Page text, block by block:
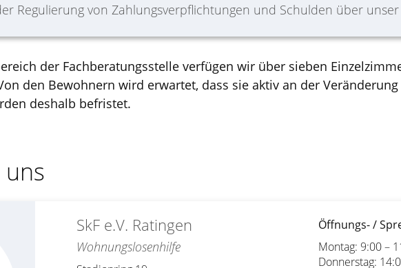
Regulierung von Zahlungsverpflichtungen und Schulden über
der Fachberatungsstelle verfügen wir über sieben
den Bewohnern wird erwartet, dass sie aktiv an der
deshalb befristet.
SkF e.V. Ratingen
Wohnungslosenhilfe
Öffnungs- /
Montag: 9:00 –
Donnerstag: